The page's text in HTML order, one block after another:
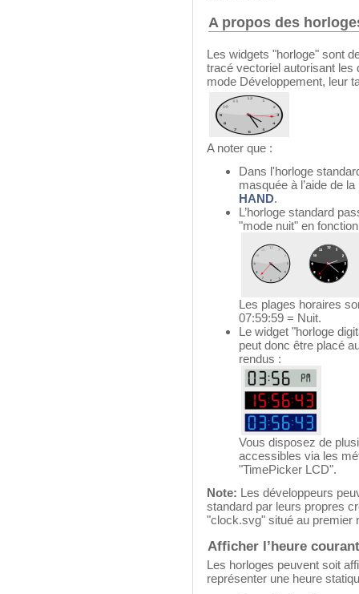
A propos des
Les widgets "horloge" sont
tracé vectoriel autorisant les
mode Développement, leur
A noter que :
Dans l'horloge
masquée à l’aide de
HAND.
L’horloge standard
"mode nuit" en fonction
Les plages horaires
07:59:59 = Nuit.
Le widget "horloge
peut donc être placé
rendus :
Vous disposez de
accessibles via les
"TimePicker LCD".
Note: Les développeurs
standard par leurs propres
"clock.svg" situé au premier
Afficher l’heure
Les horloges peuvent soit
représenter une heure